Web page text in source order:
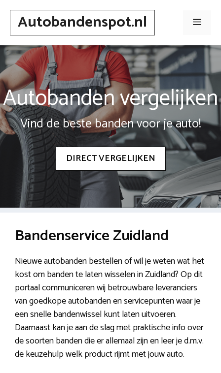
Spring
inhoudAutobandenspot.nl Menu
Autobanden vergelijken
Vind de beste banden voor je auto!
DIRECT VERGELIJKEN
Bandenservice Zuidland
Nieuwe autobanden bestellen of wil je weten wat het
kost om banden te laten wisselen in Zuidland? Op dit
portaal communiceren wij betrouwbare leveranciers
van goedkope autobanden en servicepunten waar je
een snelle bandenwissel kunt laten uitvoeren.
Daarnaast kan je aan de slag met praktische info over
de soorten banden die er allemaal zijn en leer je d.m.v.
de keuzehulp welk product rijmt met jouw auto.